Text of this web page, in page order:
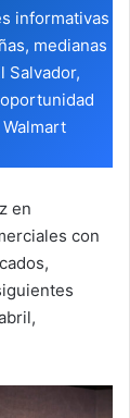
informativas
medianas
Salvador,
en
con